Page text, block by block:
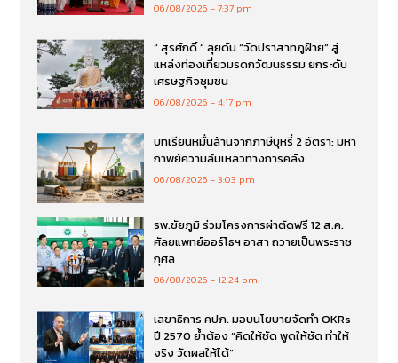
06/08/2026 7:37 pm
“ สุรศักดิ์ ” ลุยดัน “วัดปราสาทภูฝ้าย” สู่
แหล่งท่องเที่ยวมรดกวัฒนธรรม ยกระดับ
เศรษฐกิจชุมชน
06/08/2026 4:17 pm
บทเรียนหมื่นล้านจากภาษีบุหรี่ 2 อัตรา: มหา
กาพย์ความล้มเหลวทางการคลัง
06/08/2026 3:03 pm
รพ.ชัยภูมิ ร่วมโครงการผ่าตัดฟรี 12 ส.ค.
ศัลยแพทย์ออร์โธฯ อาสา ถวายเป็นพระราช
กุศล
06/08/2026 12:24 pm
เลขาธิการ คปภ. มอบนโยบายจัดทำ OKRs
ปี 2570 ย้ำต้อง “คิดให้ชัด พูดให้ชัด ทำให้
จริง วัดผลให้ได้”